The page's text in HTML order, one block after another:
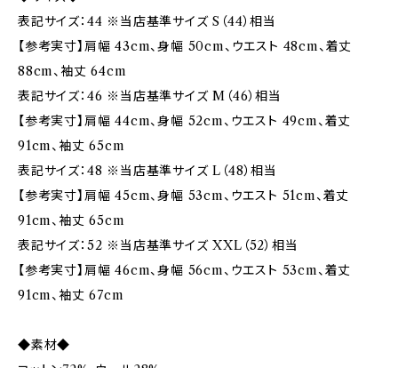
表記サイズ：44 ※当店基準サイズ S（44）相当
【参考実寸】肩幅 43cm、身幅 50cm、ウエスト 48cm、着丈
88cm、袖丈 64cm
表記サイズ：46 ※当店基準サイズ M（46）相当
【参考実寸】肩幅 44cm、身幅 52cm、ウエスト 49cm、着丈
91cm、袖丈 65cm
表記サイズ：48 ※当店基準サイズ L（48）相当
【参考実寸】肩幅 45cm、身幅 53cm、ウエスト 51cm、着丈
91cm、袖丈 65cm
表記サイズ：52 ※当店基準サイズ XXL（52）相当
【参考実寸】肩幅 46cm、身幅 56cm、ウエスト 53cm、着丈
91cm、袖丈 67cm
◆素材◆